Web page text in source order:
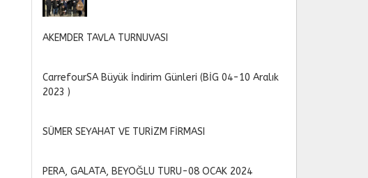
AKEMDER TAVLA TURNUVASI
CarrefourSA Büyük İndirim Günleri (BİG 04-10 Aralık
2023 )
SÜMER SEYAHAT VE TURİZM FİRMASI
PERA, GALATA, BEYOĞLU TURU-08 OCAK 2024